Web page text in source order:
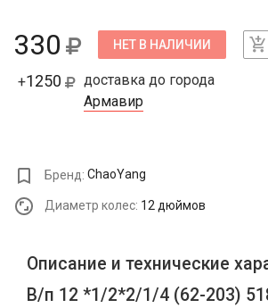
330 НЕТ В НАЛИЧИИ
+1250
доставка до города
Армавир
Бренд: ChaoYang
Диаметр колес: 12 дюймов
Описание и технические
В/п 12 *1/2*2/1/4 (62-203)